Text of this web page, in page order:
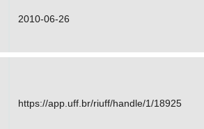
2010-06-26
https://app.uff.br/riuff/handle/1/18925